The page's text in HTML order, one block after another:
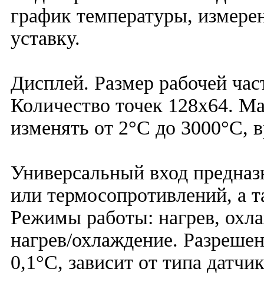
график температуры,
уставку.
Дисплей. Размер рабочей
Количество точек 128х64.
изменять от 2°С до 3000°С,
Универсальный вход
или термосопротивлений, а
Режимы работы: нагрев,
нагрев/охлаждение.
0,1°С, зависит от типа